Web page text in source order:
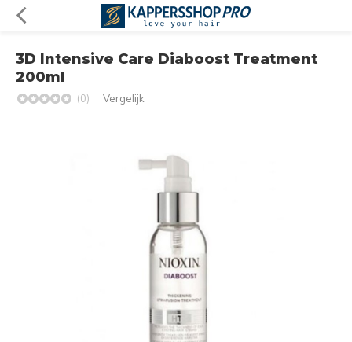
3D Intensive Care Diaboost Treatment
200ml
(0) Vergelijk